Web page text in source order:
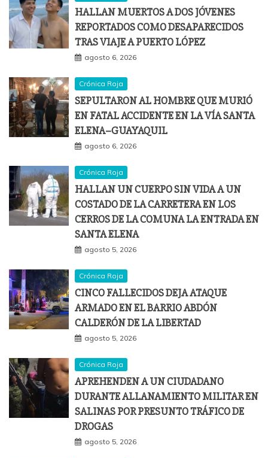
HALLAN MUERTOS A DOS JÓVENES
REPORTADOS COMO DESAPARECIDOS
TRAS VIAJE A PUERTO LÓPEZ
agosto 6, 2026
Crónica Roja
SEPULTARON AL HOMBRE QUE MURIÓ
EN FATAL ACCIDENTE EN LA VÍA SANTA
ELENA–GUAYAQUIL
agosto 6, 2026
Crónica Roja
HALLAN UN CUERPO SIN VIDA A UN
COSTADO DE LA CARRETERA EN LOS
CERROS DE LA COMUNA LA ENTRADA EN
SANTA ELENA
agosto 5, 2026
Crónica Roja
CINCO FALLECIDOS DEJA ATAQUE
ARMADO EN EL BARRIO ABDÓN
CALDERÓN DE LA LIBERTAD
agosto 5, 2026
Crónica Roja
APREHENDEN A UN CIUDADANO
DURANTE ALLANAMIENTO MILITAR EN
SALINAS POR PRESUNTO TRÁFICO DE
DROGAS
agosto 5, 2026